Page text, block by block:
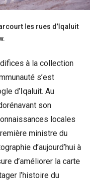
les rues d’Iqaluit
à la collection
s’est
d’Iqaluit. Au
son
locales
ministre du
d’aujourd’hui à
d’améliorer la carte
l’histoire du